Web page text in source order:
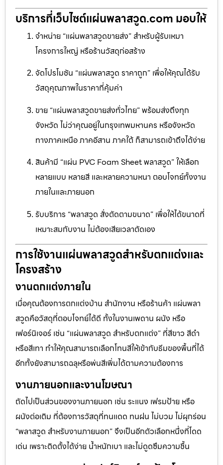
บริการที่เว็บไซต์แผ่นพลาสวูด.com มอบให้
จำหน่าย “แผ่นพลาสวูดขายส่ง” สำหรับผู้รับเหมา
โครงการใหญ่ หรือร้านวัสดุก่อสร้าง
จัดโปรโมชัน “แผ่นพลาสวูด ราคาถูก” เพื่อให้คุณได้รับ
วัสดุคุณภาพในราคาที่คุ้มค่า
ขาย “แผ่นพลาสวูดขายส่งทั่วไทย” พร้อมส่งถึงทุก
จังหวัด ไม่ว่าคุณอยู่ในกรุงเทพมหานคร หรือจังหวัด
ทางภาคเหนือ ภาคอีสาน ภาคใต้ ก็สามารถเข้าถึงได้ง่าย
สินค้ามี “แผ่น PVC Foam Sheet พลาสวูด” ให้เลือก
หลายแบบ หลายสี และหลายความหนา ตอบโจทย์ทั้งงาน
ภายในและภายนอก
รับบริการ “พลาสวูด สั่งตัดตามขนาด” เพื่อให้ได้ขนาดที่
เหมาะสมกับงาน ไม่ต้องเสียเวลาตัดเอง
การใช้งานแผ่นพลาสวูดสำหรับตกแต่งและ
โครงสร้าง
งานตกแต่งภายใน
เมื่อคุณต้องการตกแต่งบ้าน สำนักงาน หรือร้านค้า แผ่นพลา
สวูดคือวัสดุที่ตอบโจทย์ได้ดี ทั้งในงานเพดาน ผนัง หรือ
เฟอร์นิเจอร์ เช่น “แผ่นพลาสวูด สำหรับตกแต่ง” ที่สีขาว สีดำ
หรือสีเทา ทำให้คุณสามารถเลือกโทนสีให้เข้ากับธีมของพื้นที่ได้
อีกทั้งยังสามารถฉลุหรือพ่นสีเพิ่มได้ตามความต้องการ
งานภายนอกและงานโฆษณา
ถัดไปเป็นส่วนของงานภายนอก เช่น ระแนง เฟรมป้าย หรือ
ผนังต่อเติม ที่ต้องการวัสดุที่ทนแดด ทนฝน ไม่บวม ไม่ผุกร่อน
“พลาสวูด สำหรับงานภายนอก” จึงเป็นอีกตัวเลือกหนึ่งที่โดด
เด่น เพราะติดตั้งได้ง่าย น้ำหนักเบา และไม่ดูดซึมความชื้น